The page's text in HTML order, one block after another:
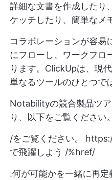
詳細な文書を作成したり
ケッチしたり、簡単なメ
コラボレーションが容易
にフローし、ワークフロ
ります。ClickUpは、現
単なるツールのひとつで
Notabilityの競合製品ツ
り、以下をご覧ください。
/をご覧ください。
で飛躍しよう /%href/
.何が可能かを一緒に再定